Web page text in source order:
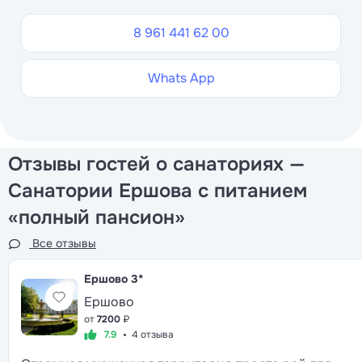
8 961 441 62 00
Whats App
Отзывы гостей о санаториях —
Санатории Ершова с питанием
«полный пансион»
Все отзывы
Ершово 3*
Ершово
от7200₽
7.9
4 отзыва